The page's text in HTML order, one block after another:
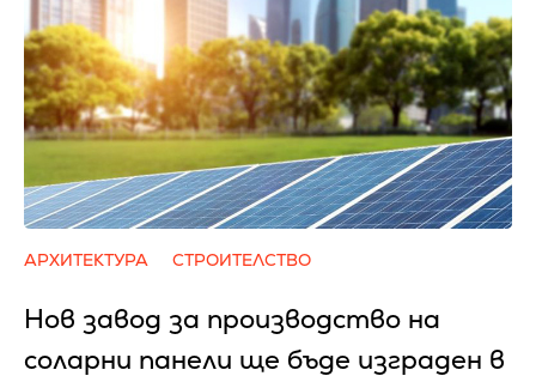
АРХИТЕКТУРА СТРОИТЕЛСТВО
Нов завод за производство на
соларни панели ще бъде изграден в